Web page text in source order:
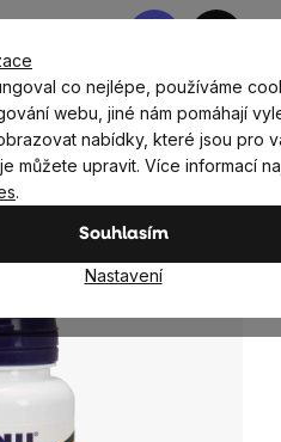
co nejlépe, používáme
webu, jiné nám pomáhají
nabídky, které jsou pro
můžete upravit. Více informací
.
Souhlasím
Nastavení
Nákupní
enzymy
rostlinných kapslí